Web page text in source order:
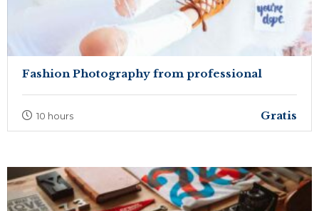
Fashion Photography from professional
10 hours Gratis